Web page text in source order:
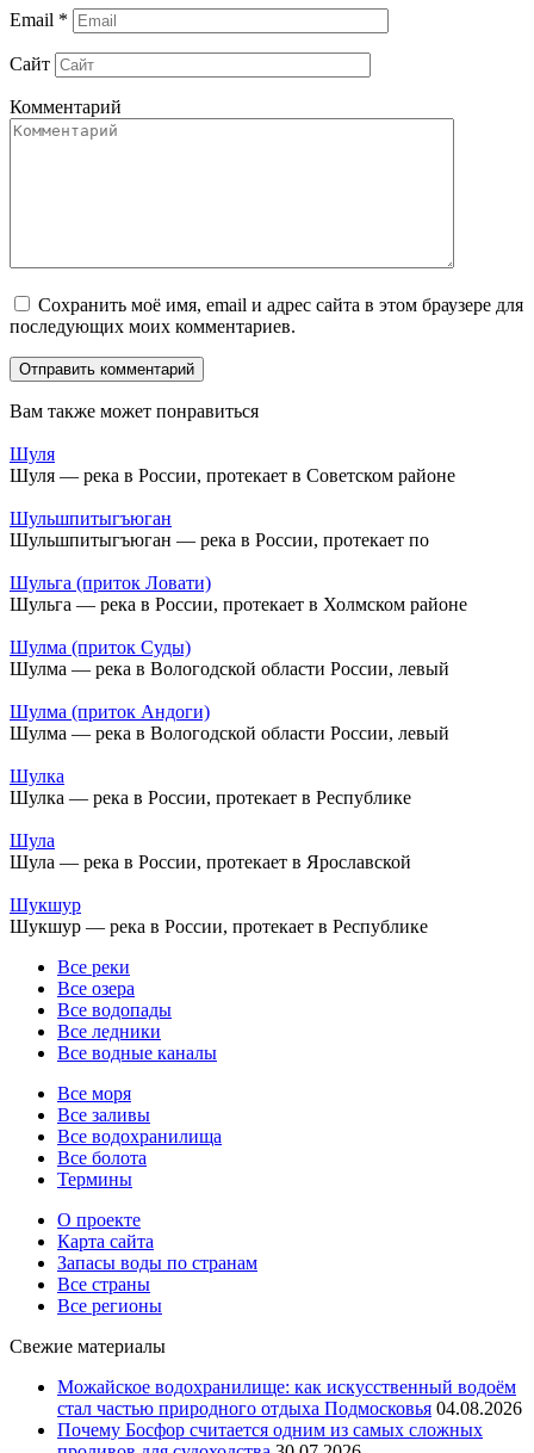
Email *
Сайт
Комментарий
Сохранить моё имя, email и адрес сайта в этом браузере для
последующих моих комментариев.
Вам также может понравиться
Шуля
Шуля — река в России, протекает в Советском районе
Шульшпитыгъюган
Шульшпитыгъюган — река в России, протекает по
Шульга (приток Ловати)
Шульга — река в России, протекает в Холмском районе
Шулма (приток Суды)
Шулма — река в Вологодской области России, левый
Шулма (приток Андоги)
Шулма — река в Вологодской области России, левый
Шулка
Шулка — река в России, протекает в Республике
Шула
Шула — река в России, протекает в Ярославской
Шукшур
Шукшур — река в России, протекает в Республике
Все реки
Все озера
Все водопады
Все ледники
Все водные каналы
Все моря
Все заливы
Все водохранилища
Все болота
Термины
О проекте
Карта сайта
Запасы воды по странам
Все страны
Все регионы
Свежие материалы
Можайское водохранилище: как искусственный водоём
стал частью природного отдыха Подмосковья 04.08.2026
Почему Босфор считается одним из самых сложных